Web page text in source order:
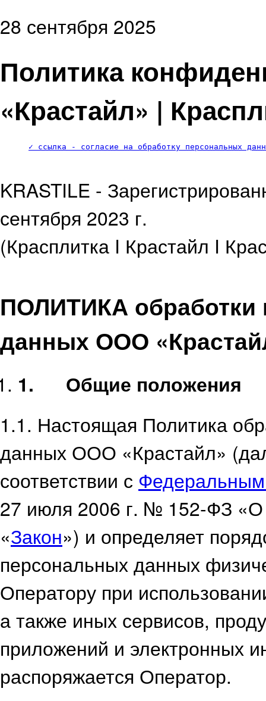
28 сентября 2025
Политика
«Крастайл» |
✓ ссылка - согласие на обработку персональных
KRASTILE -
сентября 2023 г.
(Красплитка I Крастайл I
ПОЛИТИКА
данных ООО
1. Общие положения
1.1. Настоящая Политика
данных ООО «Крастайл»
соответствии с
27 июля 2006 г. № 152-ФЗ
«Закон») и определяет
персональных данных
Оператору при
а также иных сервисов,
приложений и электронных
распоряжается Оператор.